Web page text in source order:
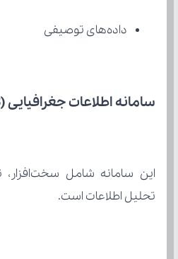
داده‌های توصیفی
سامانه اطلاعات جغرافیایی (GIS)
تحلیل اطلاعات است.